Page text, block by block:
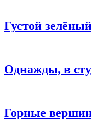
Густой
Однажды, в
Горные